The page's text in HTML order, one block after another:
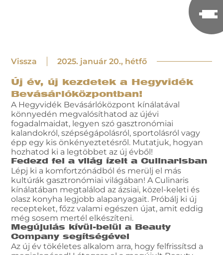
Vissza 2025. január 20., hétfő
Új év, új kezdetek a Hegyvidék
Bevásárlóközpontban!
A Hegyvidék Bevásárlóközpont kínálatával
könnyedén megvalósíthatod az újévi
fogadalmaidat, legyen szó gasztronómiai
kalandokról, szépségápolásról, sportolásról vagy
épp egy kis önkényeztetésről. Mutatjuk, hogyan
hozhatod ki a legtöbbet az új évből!
Fedezd fel a világ ízeit a Culinarisban
Lépj ki a komfortzónádból és merülj el más
kultúrák gasztronómiai világában! A Culinaris
kínálatában megtalálod az ázsiai, közel-keleti és
olasz konyha legjobb alapanyagait. Próbálj ki új
recepteket, főzz valami egészen újat, amit eddig
még sosem mertél elkészíteni.
Megújulás kívül-belül a Beauty
Company segítségével
Az új év tökéletes alkalom arra, hogy felfrissítsd a